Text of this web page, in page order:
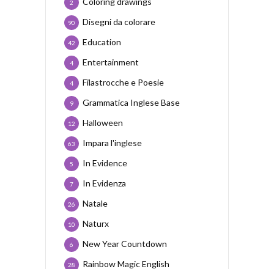
2
Disegni da colorare
90
Education
42
Entertainment
4
Filastrocche e Poesie
4
Grammatica Inglese Base
9
Halloween
12
Impara l'inglese
63
In Evidence
5
In Evidenza
7
Natale
26
Naturx
10
New Year Countdown
6
Rainbow Magic English
28